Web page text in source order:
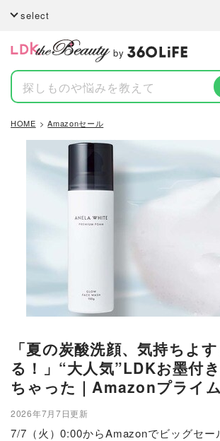
select
by
HOME Amazonセール
「夏の炭酸洗顔、気持ちよ
る！」“大人気”LDKお墨付
ちゃった｜Amazonプライ
2026年7月7日更新
7/7（火）0:00からAmazonでビッグセー